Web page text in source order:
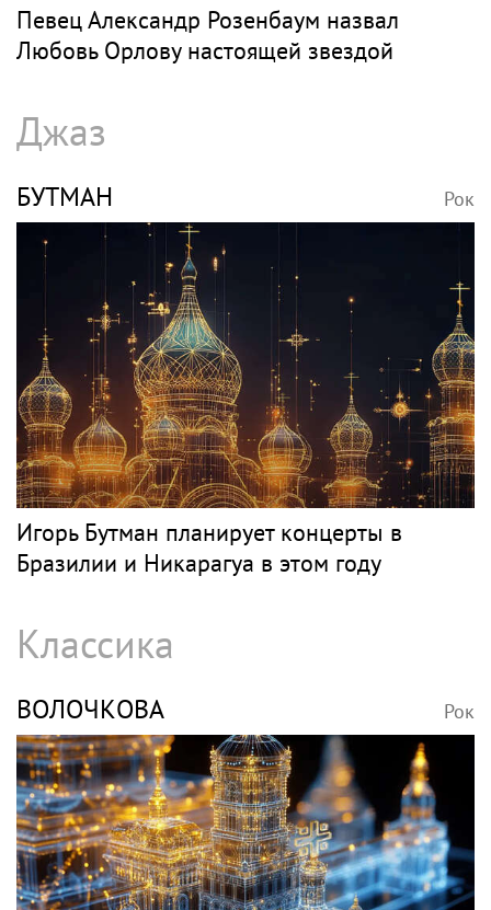
Певец Александр Розенбаум назвал
Любовь Орлову настоящей звездой
Джаз
БУТМАН Рок
Игорь Бутман планирует концерты в
Бразилии и Никарагуа в этом году
Классика
ВОЛОЧКОВА Рок